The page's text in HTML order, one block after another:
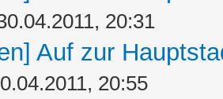
20:31
Auf zur
20:55